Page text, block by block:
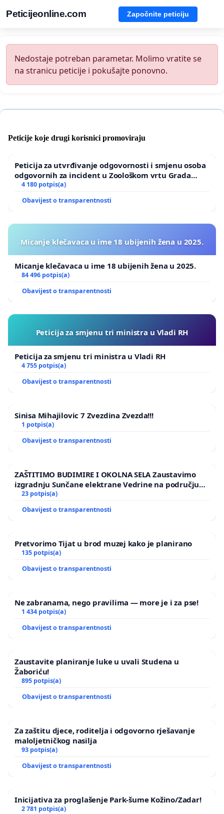
Peticijeonline.com Započnite peticiju
Nedostaje potreban parametar. Molimo vratite se
na stranicu peticije i pokušajte ponovno.
Peticije koje drugi korisnici promoviraju
Peticija za utvrđivanje odgovornosti i smjenu osoba
odgovornih za incident u Zoološkom vrtu Grada
Zagreba
4 180 potpis(a)
Obavijest o transparentnosti
Micanje klečavaca u ime 18 ubijenih žena u 2025.
Micanje klečavaca u ime 18 ubijenih žena u 2025.
84 496 potpis(a)
Obavijest o transparentnosti
Peticija za smjenu tri ministra u Vladi RH
Peticija za smjenu tri ministra u Vladi RH
4 755 potpis(a)
Obavijest o transparentnosti
Sinisa Mihajilovic 7 Zvezdina Zvezda!!!
1 potpis(a)
Obavijest o transparentnosti
ZAŠTITIMO BUDIMIRE I OKOLNA SELA Zaustavimo
izgradnju Sunčane elektrane Vedrine na području
Ugljana
23 potpis(a)
Obavijest o transparentnosti
Pretvorimo Tijat u brod muzej kako je planirano
135 potpis(a)
Obavijest o transparentnosti
Ne zabranama, nego pravilima — more je i za pse!
1 434 potpis(a)
Obavijest o transparentnosti
Zaustavite planiranje luke u uvali Studena u
Žaboriću!
895 potpis(a)
Obavijest o transparentnosti
Za zaštitu djece, roditelja i odgovorno rješavanje
maloljetničkog nasilja
93 potpis(a)
Obavijest o transparentnosti
Inicijativa za proglašenje Park-šume Kožino/Zadar!
2 781 potpis(a)